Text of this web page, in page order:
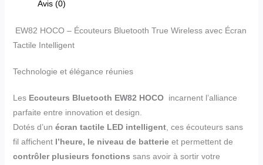
Avis (0)
EW82 HOCO – Écouteurs Bluetooth True Wireless avec Écran
Tactile Intelligent
Technologie et élégance réunies
LesEcouteurs Bluetooth EW82 HOCOincarnent l’alliance
parfaite entre innovation et design.
Dotés d’un écran tactile LED intelligent, ces écouteurs sans
fil affichent l’heure, le niveau de batterieet permettent de
contrôler plusieurs fonctions sans avoir à sortir votre